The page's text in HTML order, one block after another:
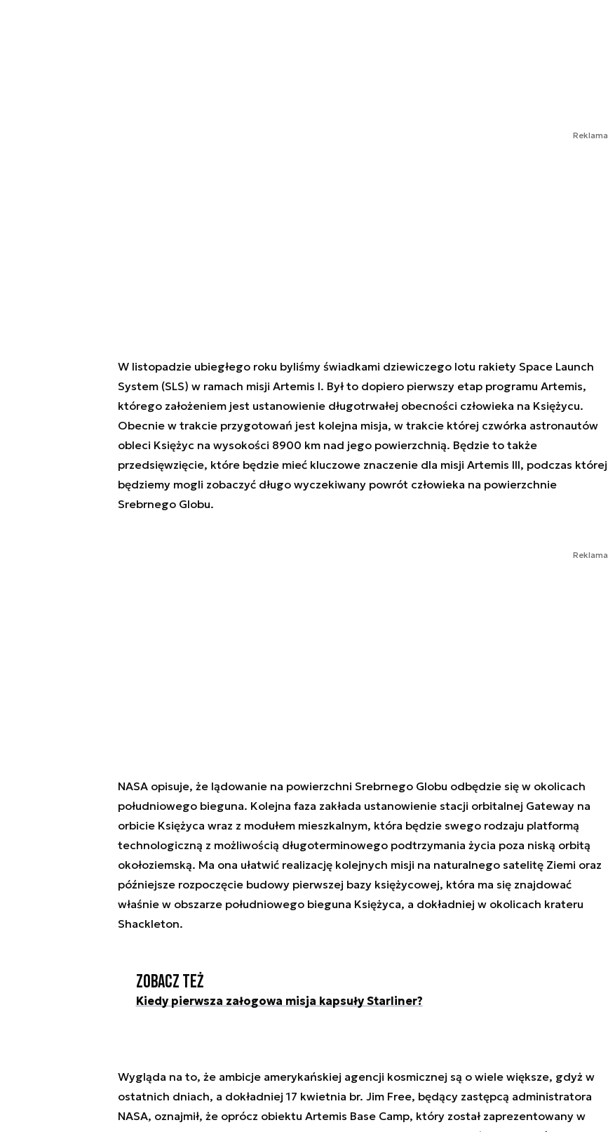
Reklama
W listopadzie ubiegłego roku byliśmy świadkami dziewiczego lotu rakiety Space Launch
System (SLS) w ramach misji Artemis I. Był to dopiero pierwszy etap programu Artemis,
którego założeniem jest ustanowienie długotrwałej obecności człowieka na Księżycu.
Obecnie w trakcie przygotowań jest kolejna misja, w trakcie której czwórka astronautów
obleci Księżyc na wysokości 8900 km nad jego powierzchnią. Będzie to także
przedsięwzięcie, które będzie mieć kluczowe znaczenie dla misji Artemis III, podczas której
będziemy mogli zobaczyć długo wyczekiwany powrót człowieka na powierzchnie
Srebrnego Globu.
Reklama
NASA opisuje, że lądowanie na powierzchni Srebrnego Globu odbędzie się w okolicach
południowego bieguna. Kolejna faza zakłada ustanowienie stacji orbitalnej Gateway na
orbicie Księżyca wraz z modułem mieszkalnym, która będzie swego rodzaju platformą
technologiczną z możliwością długoterminowego podtrzymania życia poza niską orbitą
okołoziemską. Ma ona ułatwić realizację kolejnych misji na naturalnego satelitę Ziemi oraz
późniejsze rozpoczęcie budowy pierwszej bazy księżycowej, która ma się znajdować
właśnie w obszarze południowego bieguna Księżyca, a dokładniej w okolicach krateru
Shackleton.
Zobacz też
Kiedy pierwsza załogowa misja kapsuły Starliner?
Wygląda na to, że ambicje amerykańskiej agencji kosmicznej są o wiele większe, gdyż w
ostatnich dniach, a dokładniej 17 kwietnia br. Jim Free, będący zastępcą administratora
NASA, oznajmił, że oprócz obiektu Artemis Base Camp, który został zaprezentowany w